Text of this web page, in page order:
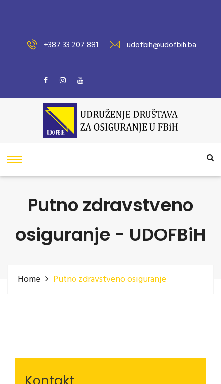
+387 33 207 881 udofbih@udofbih.ba
Putno zdravstveno
osiguranje - UDOFBiH
Home Putno zdravstveno osiguranje